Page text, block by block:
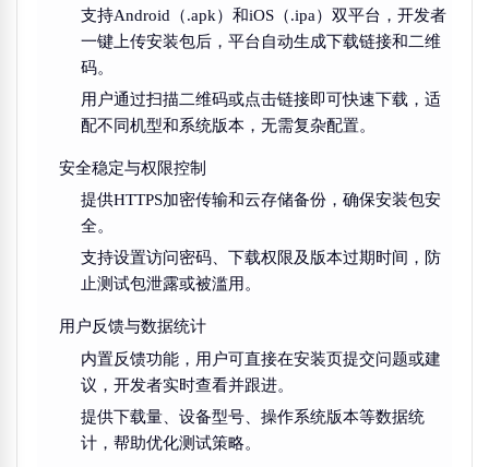
支持Android（.apk）和iOS（.ipa）双平台，开发者
一键上传安装包后，平台自动生成下载链接和二维
码。
用户通过扫描二维码或点击链接即可快速下载，适
配不同机型和系统版本，无需复杂配置。
安全稳定与权限控制
提供HTTPS加密传输和云存储备份，确保安装包安
全。
支持设置访问密码、下载权限及版本过期时间，防
止测试包泄露或被滥用。
用户反馈与数据统计
内置反馈功能，用户可直接在安装页提交问题或建
议，开发者实时查看并跟进。
提供下载量、设备型号、操作系统版本等数据统
计，帮助优化测试策略。